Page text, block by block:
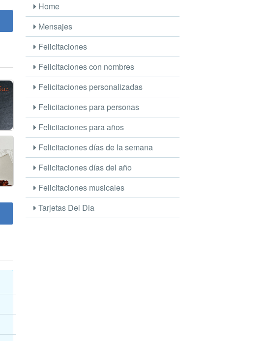
Home
Mensajes
Felicitaciones
Felicitaciones con nombres
Felicitaciones personalizadas
Felicitaciones para personas
Felicitaciones para años
Felicitaciones días de la semana
Felicitaciones días del año
Felicitaciones musicales
Tarjetas Del Dia